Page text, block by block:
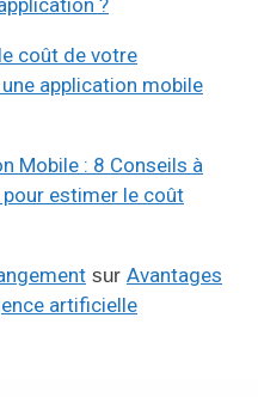
?
coût de votre
application mobile
Mobile : 8 Conseils à
estimer le coût
sur Avantages
artificielle